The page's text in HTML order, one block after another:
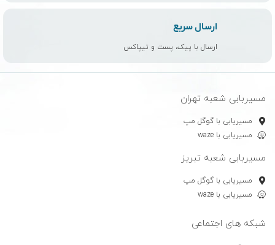
ارسال سریع
ارسال با پیک، پست و تیپاکس
مسیربابی شعبه تهران
مسیریابی با گوگل مپ
مسیریابی با waze
مسیربابی شعبه تبریز
مسیریابی با گوگل مپ
مسیریابی با waze
شبکه های اجتماعی